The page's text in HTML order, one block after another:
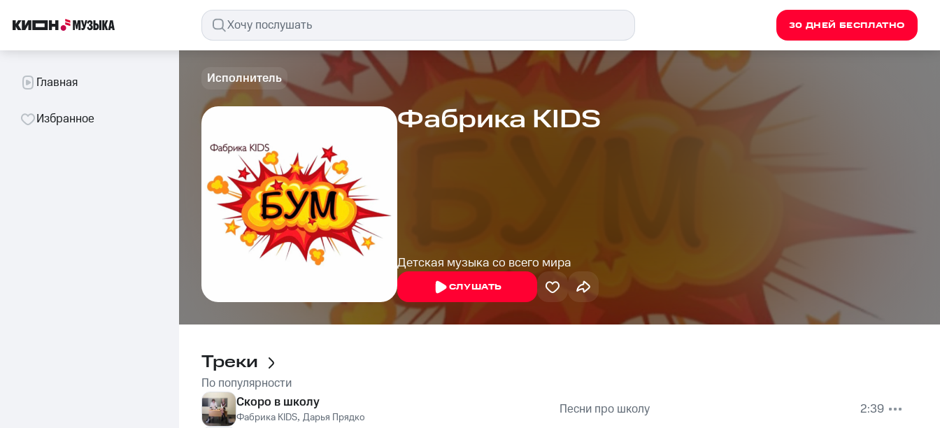
30 ДНЕЙ БЕСПЛАТНО
Главная
Избранное
Исполнитель
Фабрика KIDS
Детская музыка со всего мира
СЛУШАТЬ
Треки
По популярности
Скоро в школу
Фабрика KIDS, Дарья Прядко Песни про школу
2:39